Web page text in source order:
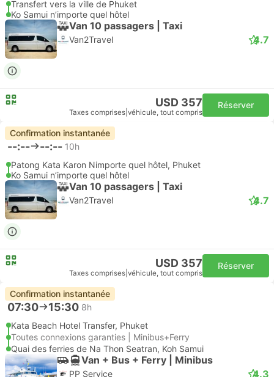
Transfert vers la ville de Phuket
Ko Samui n’importe quel hôtel
Van 10 passagers | Taxi
Van2Travel 4.7
USD 357
Taxes comprises véhicule, tout compris
Réserver
Confirmation instantanée
--:-- --:-- 10h
Patong Kata Karon Nimporte quel hôtel, Phuket
Ko Samui n’importe quel hôtel
Van 10 passagers | Taxi
Van2Travel 4.7
USD 357
Taxes comprises véhicule, tout compris
Réserver
Confirmation instantanée
07:30 15:30 8h
Kata Beach Hotel Transfer, Phuket
Toutes connexions garanties | Minibus+Ferry
Quai des ferries de Na Thon Seatran, Koh Samui
Van + Bus + Ferry | Minibus
PP Service 4.3